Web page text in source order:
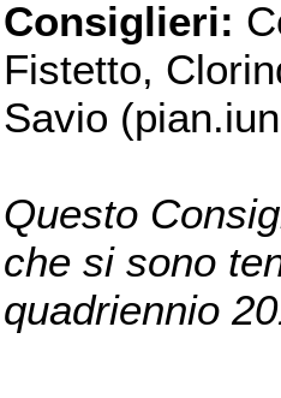
Consiglieri:
Fistetto,
Savio
Questo
che si sono
quadriennio